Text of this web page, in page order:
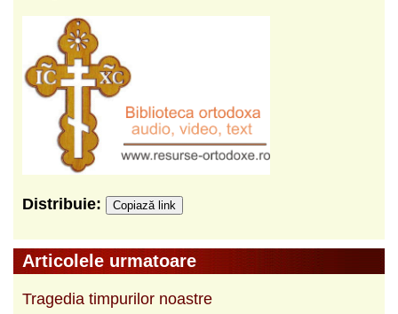
Distribuie: Copiază link
Articolele urmatoare
Tragedia timpurilor noastre